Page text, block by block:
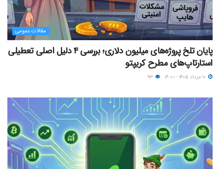
مقالات عمومی
پایان تلخ پروژه‌های میلیون دلاری؛ بررسی ۴ دلیل اصلی تعطیلی
استارتاپ‌های مطرح کریپتو